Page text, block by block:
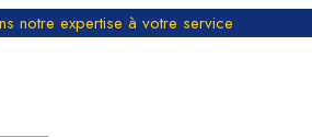
notre expertise à votre service